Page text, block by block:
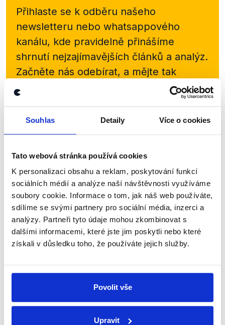
Souhlas Detaily Více o cookies
Tato webová stránka používá cookies
K personalizaci obsahu a reklam, poskytování funkcí
sociálních médií a analýze naší návštěvnosti využíváme
soubory cookie. Informace o tom, jak náš web používáte,
sdílíme se svými partnery pro sociální média, inzerci a
analýzy. Partneři tyto údaje mohou zkombinovat s
dalšími informacemi, které jste jim poskytli nebo které
získali v důsledku toho, že používáte jejich služby.
Povolit vše
Upravit
Přihlaste se k odběru našeho
newsletteru nebo whatsappového
kanálu, kde pravidelně přinášíme
shrnutí nejzajímavějších článků a analýz.
Začněte nás odebírat, a mějte tak
přehled o tom, jaké dezinformace a
Sociální sítě
Nenechte si ujít nejnovější události
z Demagog.cz. Sdílením našich
příspěvků přátelům podpoříte naši